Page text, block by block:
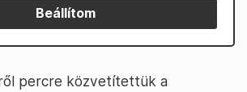
Beállítom
percre közvetítettük a